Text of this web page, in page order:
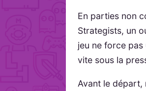
En parties non
Strategists, un
jeu ne force
vite sous la
Avant le départ,